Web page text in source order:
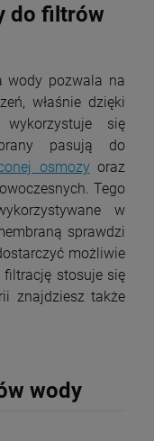
do filtrów
wody pozwala na
właśnie dzięki
się
pasują do
osmozyoraz
Tego
w
sprawdzi
możliwie
stosuje się
znajdziesz także
wody